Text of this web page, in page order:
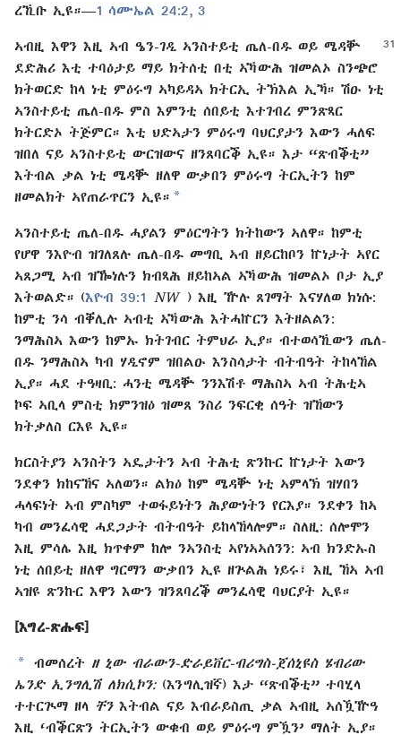
ረኺቡ ኢዩ።​—⁠1 ሳሙኤል 24:⁠2, 3
ኣብዚ እዋን እዚ ኣብ ዔን⁠-​ገዲ ኣንስተይቲ ጤለ⁠-​በዱ ወይ ሜዳቝ
ደድሕሪ እቲ ተባዕታይ ማይ ክትሰቲ በቲ ኣኻውሕ ዝመልኦ ስንጭሮ
ክትወርድ ከላ ነቲ ምዕሩግ ኣካይዳኣ ክትርኢ ትኽእል ኢኻ። ሽዑ ነቲ
ኣንስተይቲ ጤለ⁠-​በዱ ምስ እምንቲ ሰበይቲ እተገብረ ምንጽጻር
ክትርድኦ ትጅምር። እቲ ህድኣታን ምዕሩግ ባህርያታን እውን ሓለፍ
ዝበለ ናይ ኣንስተይቲ ውርዝውና ዘንጸባርቕ ኢዩ። እታ “ጽብቕቲ”
እትብል ቃል ነቲ ሜዳቝ ዘለዋ ውቃበን ምዕሩግ ትርኢትን ከም
ዘመልክት ኣየጠራጥርን ኢዩ። a
ኣንስተይቲ ጤለ⁠-​በዱ ሓያልን ምዕርግትን ክትከውን ኣለዋ። ከምቲ
የሆዋ ንእዮብ ዝገለጸሉ ጤለ⁠-​በዱ መግቢ ኣብ ዘይርከቦን ኵነታት ኣየር
ኣጸጋሚ ኣብ ዝዀነሉን ክብጻሕ ዘይከኣል ኣኻውሕ ዝመልኦ ቦታ ኢያ
እትወልድ። (እዮብ 39:⁠1 NW) እዚ ዅሉ ጸገማት እናሃለወ ክነሱ:
ከምቲ ንሳ ብቐሊሉ ኣብቲ ኣኻውሕ እትሓኵርን እትዘልልን:
ንማሕስኣ እውን ከምኡ ክትገብር ትምህራ ኢያ። ብተወሳኺውን ጤለ⁠-​
በዱ ንማሕስኣ ካብ ሃዲኖም ዝበልዑ እንስሳታት ብትብዓት ትከላኸል
ኢያ። ሓደ ተዓዛቢ: ሓንቲ ሜዳቝ ንንእሽቶ ማሕስኣ ኣብ ትሕቲኣ
ኮፍ ኣቢላ ምስቲ ክምንዝዕ ዝመጸ ንስሪ ንፍርቂ ሰዓት ዝኸውን
ክትቃለስ ርእዩ ኢዩ።
ክርስትያን ኣንስትን ኣዴታትን ኣብ ትሕቲ ጽንኩር ኵነታት እውን
ንደቀን ክከናኸና ኣለወን። ልክዕ ከም ሜዳቝ ነቲ ኣምላኽ ዝሃበን
ሓላፍነት ኣብ ምስካም ተወፋይነትን ሕያውነትን የርእያ። ንደቀን ከኣ
ካብ መንፈሳዊ ሓደጋታት ብትብዓት ይከላኸላሎም። ስለዚ: ሰሎሞን
እዚ ምሳሌ እዚ ክጥቀም ከሎ ንኣንስቲ ኣየነኣኣሰንን: ኣብ ክንድኡስ
ነቲ ሰበይቲ ዘለዋ ግርማን ውቃበን ኢዩ ዘጕልሕ ነይሩ፣ እዚ ኸኣ ኣብ
ኣዝዩ ጽንኩር እዋን እውን ዝንጸባረቕ መንፈሳዊ ባህርያት ኢዩ።
[እግረ-ጽሑፍ]
a ብመሰረት ዘ ኒው ብራውን⁠-​ድራይቨር⁠-​ብሪግስ⁠-​ጀሰኒዩስ ሄብሪው
ኤንድ ኢንግሊሽ ለክሲኮን:(እንግሊዝኛ) እታ “ጽብቕቲ” ተባሂላ
ተተርጒማ ዘላ ቸንእትብል ናይ እብራይስጢ ቃል ኣብዚ ኣሰዃዅዓ
እዚ ‘ብቕርጽን ትርኢትን ውቁብ ወይ ምዕሩግ ምዃን’ ማለት ኢያ።